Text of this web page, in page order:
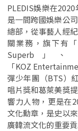
PLEDIS娛樂在
是一間跨國娛樂公
總部，從事藝人經
關業務，旗下有
Superb」、
「KOZ
彈少年團（BTS）
唱片獎和葛萊美獎
響力人物，更是在
文化勳章，是史以
廣韓流文化的重要貢